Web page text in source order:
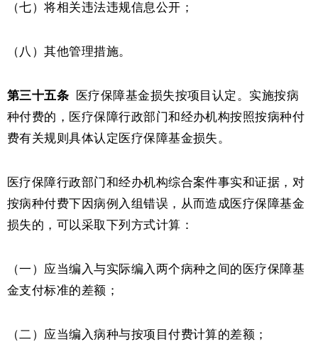
（七）将相关违法违规信息公开；
（八）其他管理措施。
第三十五条
医疗保障基金损失按项目认定。实施按病
种付费的，医疗保障行政部门和经办机构按照按病种付
费有关规则具体认定医疗保障基金损失。
医疗保障行政部门和经办机构综合案件事实和证据，对
按病种付费下因病例入组错误，从而造成医疗保障基金
损失的，可以采取下列方式计算：
（一）应当编入与实际编入两个病种之间的医疗保障基
金支付标准的差额；
（二）应当编入病种与按项目付费计算的差额；